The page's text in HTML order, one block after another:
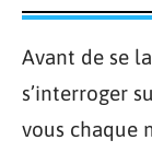
Avant de se
s’interroger
vous chaque